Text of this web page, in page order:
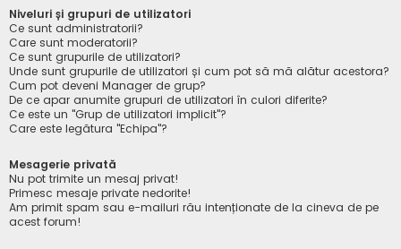
Niveluri și grupuri de utilizatori
Ce sunt administratorii?
Care sunt moderatorii?
Ce sunt grupurile de utilizatori?
Unde sunt grupurile de utilizatori și cum pot să mă alătur acestora?
Cum pot deveni Manager de grup?
De ce apar anumite grupuri de utilizatori în culori diferite?
Ce este un "Grup de utilizatori implicit"?
Care este legătura "Echipa"?
Mesagerie privată
Nu pot trimite un mesaj privat!
Primesc mesaje private nedorite!
Am primit spam sau e-mailuri rău intenționate de la cineva de pe
acest forum!